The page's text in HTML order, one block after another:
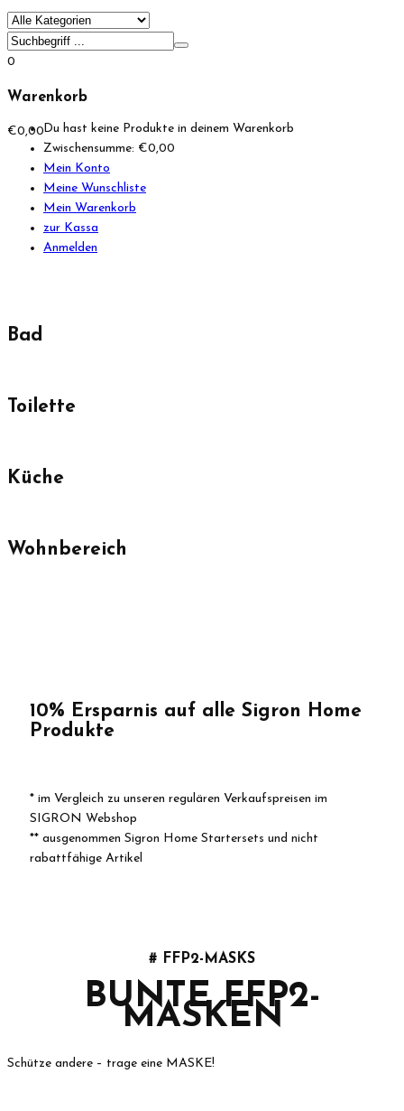
0
Warenkorb
€0,00Du hast keine Produkte in deinem Warenkorb
Zwischensumme: €0,00
Mein Konto
Meine Wunschliste
Mein Warenkorb
zur Kassa
Anmelden
Bad
Toilette
Küche
Wohnbereich
10% Ersparnis auf alle Sigron Home
Produkte
* im Vergleich zu unseren regulären Verkaufspreisen im
SIGRON Webshop
** ausgenommen Sigron Home Startersets und nicht
rabattfähige Artikel
# FFP2-MASKS
BUNTE FFP2-
MASKEN
Schütze andere – trage eine MASKE!